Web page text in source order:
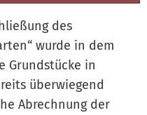
des
wurde in dem
Grundstücke in
überwiegend
Abrechnung der